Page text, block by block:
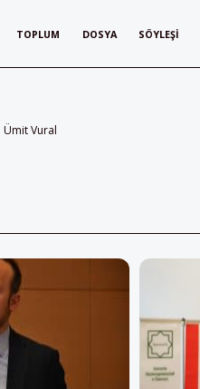
TOPLUM DOSYA SÖYLEŞI
Ümit Vural